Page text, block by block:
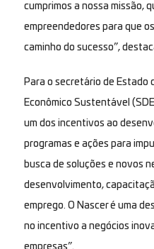
cumprimos a nossa missão,
empreendedores para que
caminho do sucesso”,
Para o secretário de Estado
Econômico Sustentável
um dos incentivos ao
programas e ações para
busca de soluções e novos
desenvolvimento,
emprego. O Nascer é uma
no incentivo a negócios
empresas”.